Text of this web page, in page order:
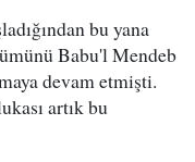
bu yana
Babu'l Mendeb
devam etmişti.
artık bu